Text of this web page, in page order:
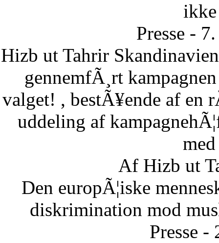
Presse -
Hizb ut Tahrir
gennemfÃ¸rt
valget! , bestÃ¥ende af en
uddeling af
Af Hizb ut
Den europÃ¦iske
diskrimination mod
Presse -